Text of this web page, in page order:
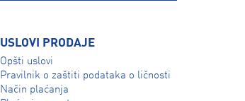
USLOVI PRODAJE
Opšti uslovi
Pravilnik o zaštiti podataka o ličnosti
Način plaćanja